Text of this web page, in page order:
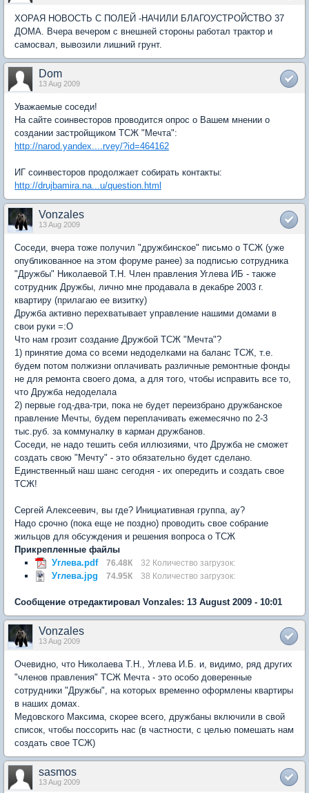
ХОРАЯ НОВОСТЬ С ПОЛЕЙ -НАЧИЛИ БЛАГОУСТРОЙСТВО 37
ДОМА. Вчера вечером с внешней стороны работал трактор и
самосвал, вывозили лишний грунт.
Dom
13 Aug 2009
Уважаемые соседи!
На сайте соинвесторов проводится опрос о Вашем мнении о
создании застройщиком ТСЖ "Мечта":
http://narod.yandex....rvey/?id=464162
ИГ соинвесторов продолжает собирать контакты:
http://drujbamira.na...u/question.html
Vonzales
13 Aug 2009
Соседи, вчера тоже получил "дружбинское" письмо о ТСЖ (уже
опубликованное на этом форуме ранее) за подписью сотрудника
"Дружбы" Николаевой Т.Н. Член правления Углева ИБ - также
сотрудник Дружбы, лично мне продавала в декабре 2003 г.
квартиру (прилагаю ее визитку)
Дружба активно перехватывает управление нашими домами в
свои руки =:О
Что нам грозит создание Дружбой ТСЖ "Мечта"?
1) принятие дома со всеми недоделками на баланс ТСЖ, т.е.
будем потом полжизни оплачивать различные ремонтные фонды
не для ремонта своего дома, а для того, чтобы исправить все то,
что Дружба недоделала
2) первые год-два-три, пока не будет переизбрано дружбанское
правление Мечты, будем переплачивать ежемесячно по 2-3
тыс.руб. за коммуналку в карман дружбанов.
Соседи, не надо тешить себя иллюзиями, что Дружба не сможет
создать свою "Мечту" - это обязательно будет сделано.
Единственный наш шанс сегодня - их опередить и создать свое
ТСЖ!
Сергей Алексеевич, вы где? Инициативная группа, ау?
Надо срочно (пока еще не поздно) проводить свое собрание
жильцов для обсуждения и решения вопроса о ТСЖ
Прикрепленные файлы
Углева.pdf
76.48К 32 Количество загрузок:
Углева.jpg 74.95К 38 Количество загрузок:
Сообщение отредактировал Vonzales: 13 August 2009 - 10:01
Vonzales
13 Aug 2009
Очевидно, что Николаева Т.Н., Углева И.Б. и, видимо, ряд других
"членов правления" ТСЖ Мечта - это особо доверенные
сотрудники "Дружбы", на которых временно оформлены квартиры
в наших домах.
Медовского Максима, скорее всего, дружбаны включили в свой
список, чтобы поссорить нас (в частности, с целью помешать нам
создать свое ТСЖ)
sasmos
13 Aug 2009